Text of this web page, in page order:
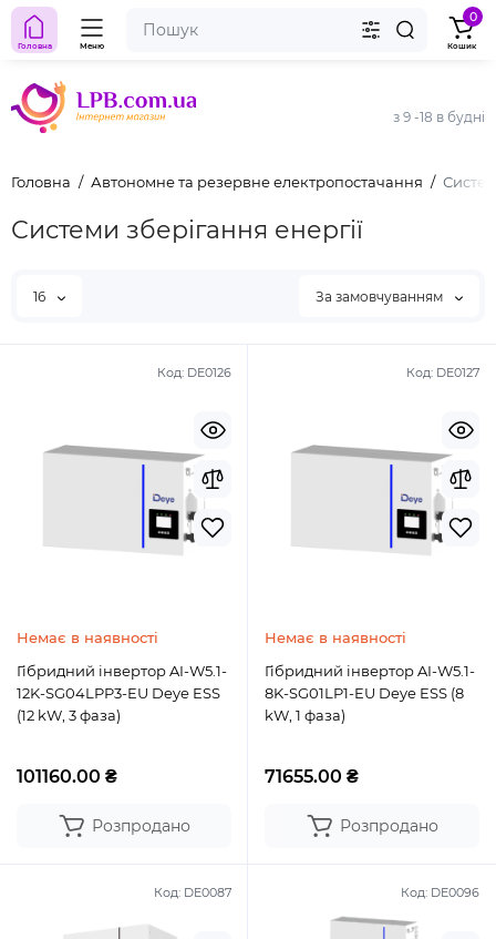
з 9 -18 в будні
Головна Меню
0
Кошик
Головна Автономне та резервне електропостачання
Системи зберігання енергії
16 За замовчуванням
Код: DE0126
Немає в наявності
Гібридний інвертор AI-W5.1-
12K-SG04LPP3-EU Deye ESS
(12 kW, 3 фаза)
101160.00 ₴
Розпродано
Код: DE0127
Немає в наявності
Гібридний інвертор AI-W5.1-
8K-SG01LP1-EU Deye ESS (8
kW, 1 фаза)
71655.00 ₴
Розпродано
Код: DE0087 Код: DE0096